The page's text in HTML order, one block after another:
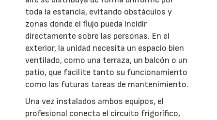
toda la estancia, evitando obstáculos y
zonas donde el flujo pueda incidir
directamente sobre las personas. En el
exterior, la unidad necesita un espacio bien
ventilado, como una terraza, un balcón o un
patio, que facilite tanto su funcionamiento
como las futuras tareas de mantenimiento.
Una vez instalados ambos equipos, el
profesional conecta el circuito frigorífico,